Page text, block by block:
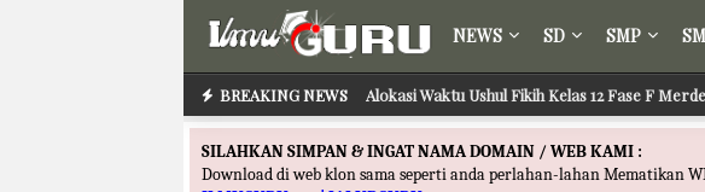
NEWS SD SMP
BREAKING NEWS Alokasi Waktu Ushul Fikih Kelas 12 Fase F
SILAHKAN SIMPAN & INGAT NAMA DOMAIN / WEB KAMI :
Download di web klon sama seperti anda perlahan-lahan Mematikan